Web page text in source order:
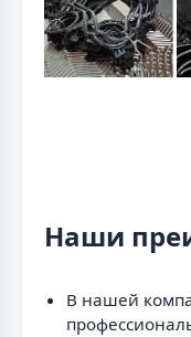
Наши
В нашей